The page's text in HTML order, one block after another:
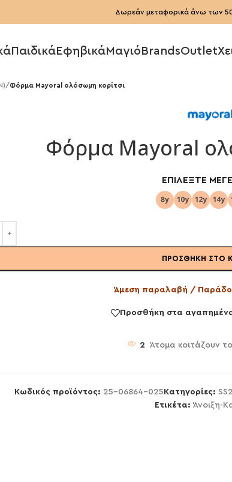
Δωρεάν μεταφορικά άνω των
Παιδικά ΕφηβικάΜαγιό BrandsOutlet
/Φόρμα Mayoral ολόσωμη κορίτσι
Φόρμα Mayoral
ΕΠΙΛΈΞΤΕ
ΠΡΟΣΘΉΚΗ ΣΤΟ
Άμεση παραλαβή /
Προσθήκη στα
2 Άτομα κοιτάζουν
Κωδικός προϊόντος: 25-06864-025 Κατηγορίες:
Ετικέτα: Άνοιξη-